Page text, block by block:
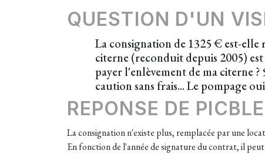
QUESTION D'UN
La consignation de 1325 € est-
citerne (reconduit depuis 2005) est
payer l'enlèvement de ma citerne
caution sans frais... Le pompage
REPONSE DE
La consignation n'existe plus, remplacée par une
En fonction de l'année de signature du contrat, il